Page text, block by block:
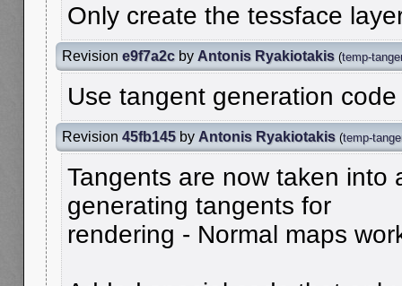
Only create the tessface
Revision e9f7a2c by Antonis Ryakiotakis (temp-
Use tangent generation
Revision 45fb145 by Antonis Ryakiotakis (temp-
Tangents are now taken into
generating tangents for
rendering - Normal maps